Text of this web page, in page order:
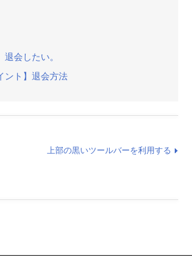
会したい。
ント】退会方法
上部の黒いツールバーを利用する